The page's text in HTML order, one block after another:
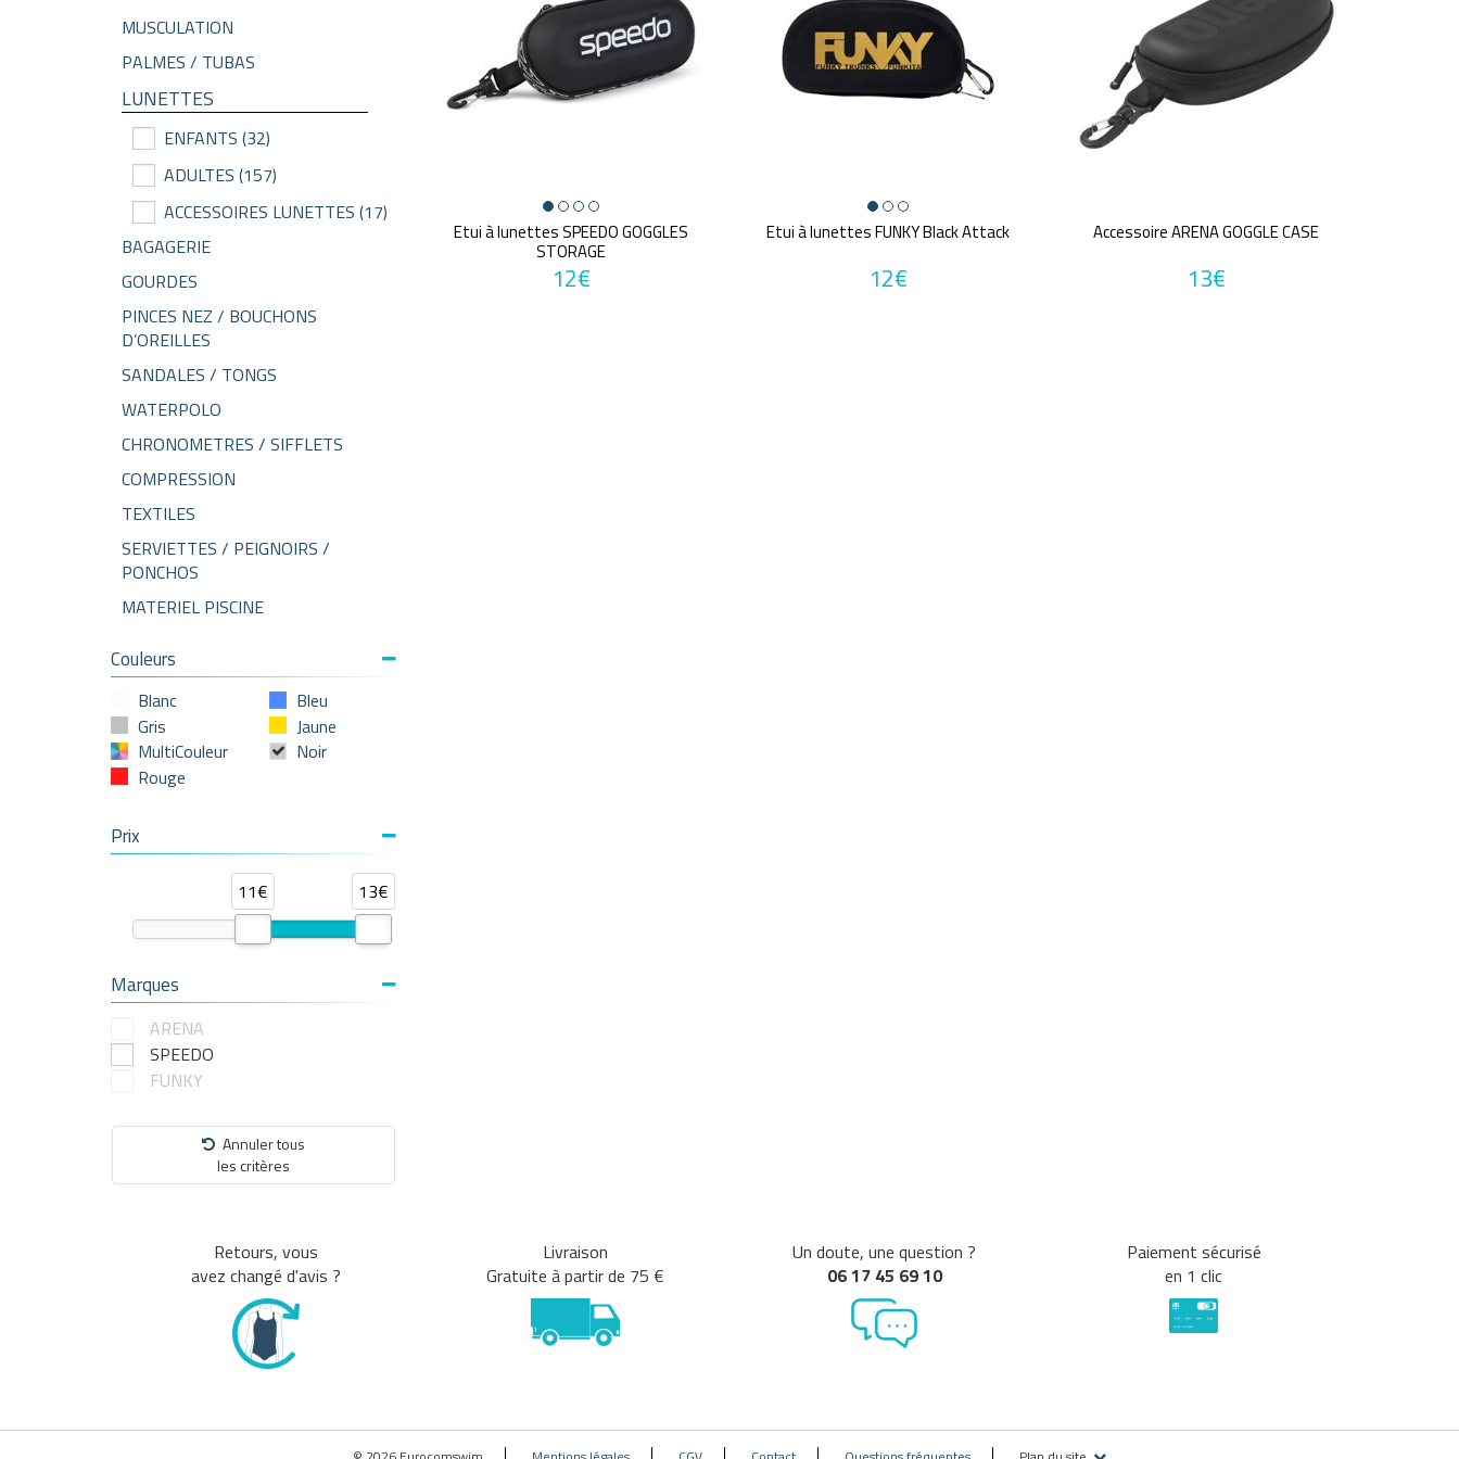
MUSCULATION
PALMES / TUBAS
LUNETTES
ENFANTS (32)
ADULTES (157)
ACCESSOIRES LUNETTES (17)
BAGAGERIE
GOURDES
PINCES NEZ / BOUCHONS
D’OREILLES
SANDALES / TONGS
WATERPOLO
CHRONOMETRES / SIFFLETS
COMPRESSION
TEXTILES
SERVIETTES / PEIGNOIRS /
PONCHOS
MATERIEL PISCINE
Couleurs
Blanc
Bleu
Gris
Jaune
MultiCouleur
Noir
Rouge
Prix
11€ 13€
Marques
ARENA
SPEEDO
FUNKY
Annuler tous
les critères
Etui à lunettes SPEEDO GOGGLES
STORAGE
12€
Etui à lunettes FUNKY Black Attack
12€
Accessoire ARENA GOGGLE CASE
13€
Retours, vous
avez changé d'avis ?
Livraison
Gratuite à partir de 75 €
Un doute, une question ?
06 17 45 69 10
Paiement sécurisé
en 1 clic